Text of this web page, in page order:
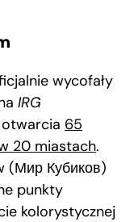
wycofały
IRG
65
20 miastach.
(Мир Кубиков)
punkty
kolorystycznej